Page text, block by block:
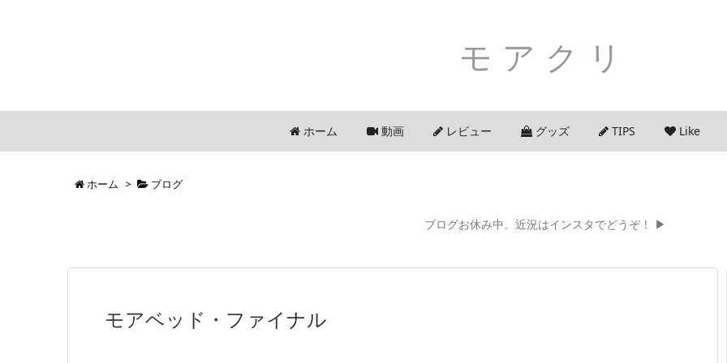
モアクリ
ホーム 動画 レビュー グッズ TIPS Like
ホーム > ブログ
ブログお休み中。近況はインスタでどうぞ！ ▶
モアベッド・ファイナル